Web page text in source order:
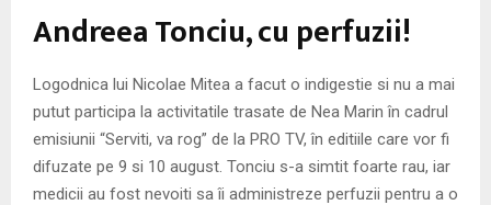
N
U
Andreea Tonciu, cu perfuzii!
Logodnica lui Nicolae Mitea a facut o indigestie si nu a mai
putut participa la activitatile trasate de Nea Marin în cadrul
emisiunii “Serviti, va rog” de la PRO TV, în editiile care vor fi
difuzate pe 9 si 10 august. Tonciu s-a simtit foarte rau, iar
medicii au fost nevoiti sa îi administreze perfuzii pentru a o